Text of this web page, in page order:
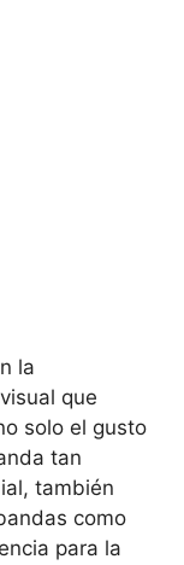
la
que
solo el gusto
tan
también
como
para la